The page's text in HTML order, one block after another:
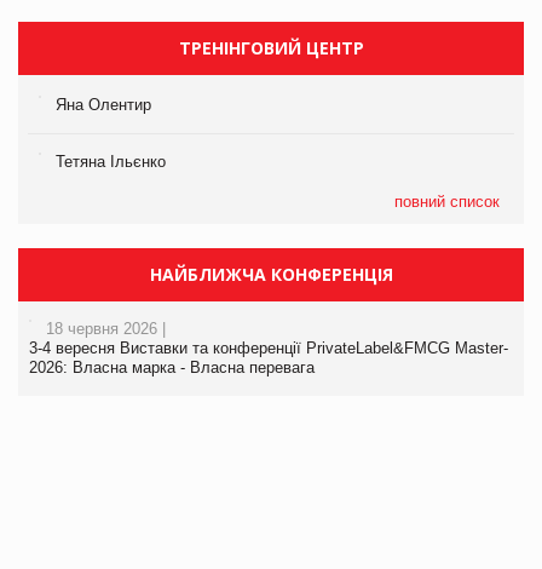
ТРЕНІНГОВИЙ ЦЕНТР
Яна Олентир
Тетяна Ільєнко
повний список
НАЙБЛИЖЧА КОНФЕРЕНЦІЯ
18 червня 2026 |
3-4 вересня Виставки та конференції PrivateLabel&FMCG Master-
2026: Власна марка - Власна перевага